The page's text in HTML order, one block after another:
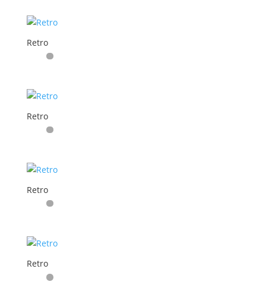
Retro
Retro
Retro
Retro